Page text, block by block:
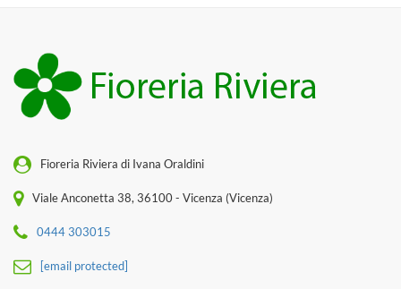
Fioreria Riviera di Ivana Oraldini
Viale Anconetta 38, 36100 - Vicenza (Vicenza)
0444 303015
[email protected]